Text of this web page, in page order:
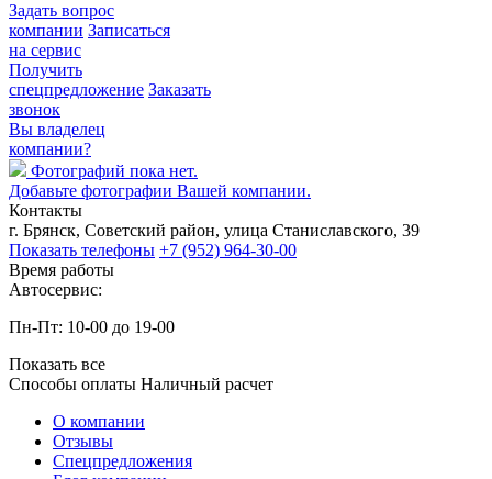
Задать вопрос
компании Записаться
на сервис
Получить
спецпредложение Заказать
звонок
Вы владелец
компании?
Фотографий пока нет.
Добавьте фотографии Вашей компании.
Контакты
г. Брянск, Советский район, улица Станиславского, 39
Показать телефоны +7 (952) 964-30-00
Время работы
Автосервис:
Пн-Пт: 10-00 до 19-00
Показать все
Способы оплаты Наличный расчет
О компании
Отзывы
Спецпредложения